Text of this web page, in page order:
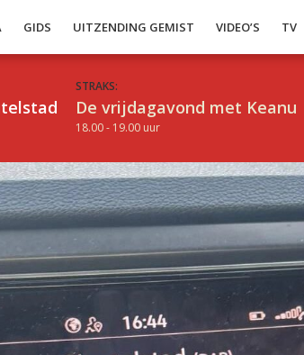
GIDS UITZENDING GEMIST VIDEO’S TV
STRAKS:
De vrijdagavond met Keanu
18.00 - 19.00 uur